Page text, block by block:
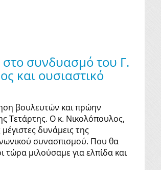
στο συνδυασμό του Γ.
και ουσιαστικό
βουλευτών και πρώην
Τετάρτης. Ο κ. Νικολόπουλος,
δυνάμεις της
συνασπισμού. Που θα
τώρα μιλούσαμε για ελπίδα και